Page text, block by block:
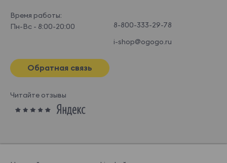
Время работы:
Пн-Вс - 8:00-20:00
8-800-333-29-78
i-shop@ogogo.ru
Обратная связь
Читайте отзывы